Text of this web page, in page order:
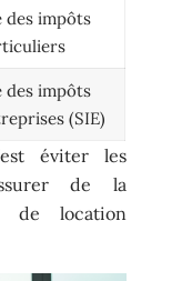
des impôts
des impôts
(SIE)
éviter les
de la
de location